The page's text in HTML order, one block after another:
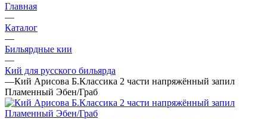
Главная
—
Каталог
—
Бильярдные кии
—
Кий для русского бильярда
—Кий Арисова Б.Классика 2 части напряжённый запил
Пламенный Эбен/Граб